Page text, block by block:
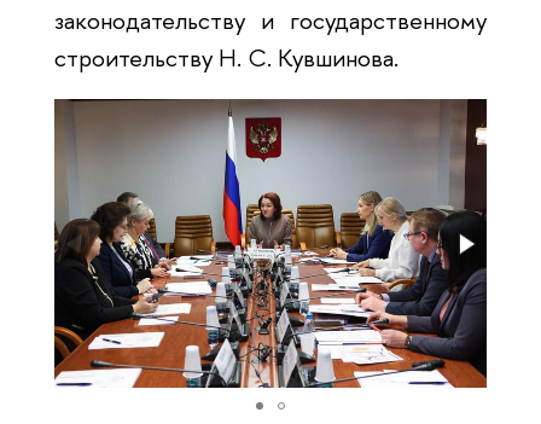
законодательству и государственному
строительству Н. С. Кувшинова.